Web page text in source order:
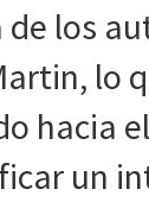
de los
lo
hacia
un